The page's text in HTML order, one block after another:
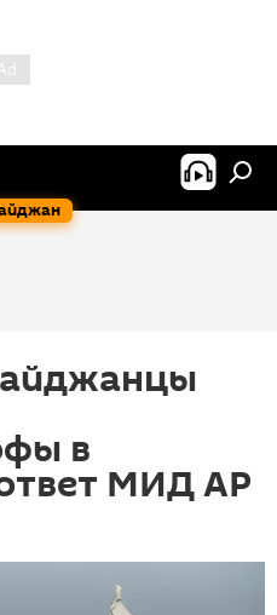
в
МИД АР